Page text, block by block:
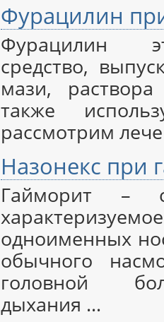
Фурацилин
Фурацилин
средство,
мази,
также
рассмотрим
Назонекс при
Гайморит –
одноименных
обычного
головной
дыхания ...